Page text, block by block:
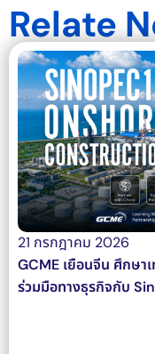
Relate
21 กรกฎาคม 2026
GCME เยือนจีน ศึกษา
ร่วมมือทางธุรกิจกับ